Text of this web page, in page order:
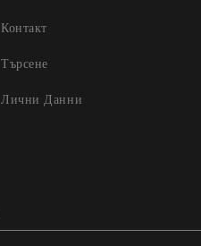
Контакт
Търсене
Лични Данни